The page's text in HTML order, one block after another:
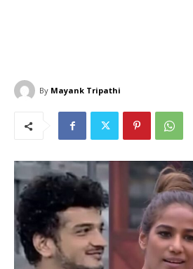
By Mayank Tripathi